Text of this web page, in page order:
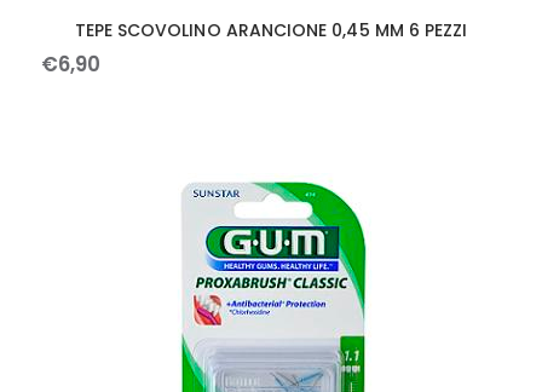
TEPE SCOVOLINO ARANCIONE 0,45 MM 6 PEZZI
€6,90